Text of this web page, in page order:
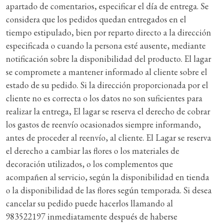
apartado de comentarios, especificar el día de entrega. Se
considera que los pedidos quedan entregados en el
tiempo estipulado, bien por reparto directo a la dirección
especificada o cuando la persona esté ausente, mediante
notificación sobre la disponibilidad del producto. El lagar
se compromete a mantener informado al cliente sobre el
estado de su pedido. Si la dirección proporcionada por el
cliente no es correcta o los datos no son suficientes para
realizar la entrega, El lagar se reserva el derecho de cobrar
los gastos de reenvío ocasionados siempre informando,
antes de proceder al reenvío, al cliente. El Lagar se reserva
el derecho a cambiar las flores o los materiales de
decoración utilizados, o los complementos que
acompañen al servicio, según la disponibilidad en tienda
o la disponibilidad de las flores según temporada. Si desea
cancelar su pedido puede hacerlos llamando al
983522197 inmediatamente después de haberse